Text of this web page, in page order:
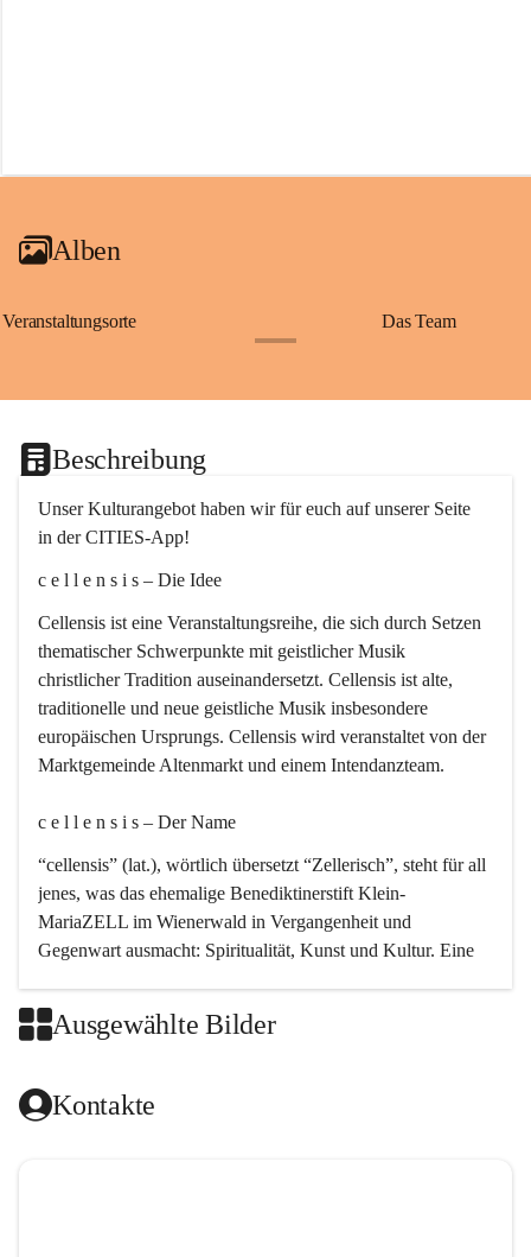
Alben
Veranstaltungsorte Das Team
Beschreibung
Unser Kulturangebot haben wir für euch auf unserer Seite
in der CITIES-App!
c e l l e n s i s – Die Idee
Cellensis ist eine Veranstaltungsreihe, die sich durch Setzen
thematischer Schwerpunkte mit geistlicher Musik
christlicher Tradition auseinandersetzt. Cellensis ist alte,
traditionelle und neue geistliche Musik insbesondere
europäischen Ursprungs. Cellensis wird veranstaltet von der
Marktgemeinde Altenmarkt und einem Intendanzteam.
c e l l e n s i s – Der Name
“cellensis” (lat.), wörtlich übersetzt “Zellerisch”, steht für all
jenes, was das ehemalige Benediktinerstift Klein-
MariaZELL im Wienerwald in Vergangenheit und
Gegenwart ausmacht: Spiritualität, Kunst und Kultur. Eine
Kirchenmusik, dem kunstvollen Lob Gottes.
Das kirchenmusikalische Festival Cellensis wird seit dem
Ausgewählte Bilder
Kontakte